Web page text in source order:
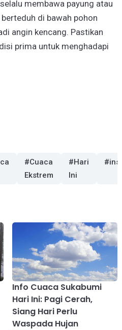
membawa payung atau
di bawah pohon
angin kencang. Pastikan
prima untuk menghadapi
#Cuaca
Ekstrem
#Hari
Ini
Info Cuaca Sukabumi
Hari Ini: Pagi Cerah,
Siang Hari Perlu
Waspada Hujan